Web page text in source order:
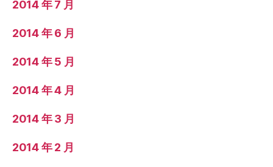
2014 年 7 月
2014 年 6 月
2014 年 5 月
2014 年 4 月
2014 年 3 月
2014 年 2 月